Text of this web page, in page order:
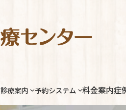
診療案内 予約システム 料金案内症